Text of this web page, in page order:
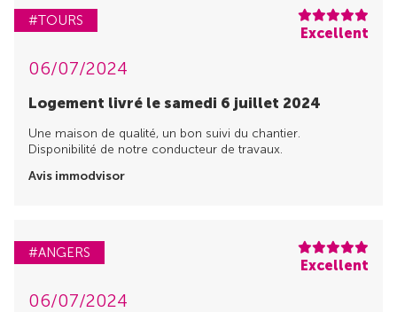
#TOURS
Excellent
06/07/2024
Logement livré le samedi 6 juillet 2024
Une maison de qualité, un bon suivi du chantier.
Disponibilité de notre conducteur de travaux.
Avis immodvisor
#ANGERS
Excellent
06/07/2024